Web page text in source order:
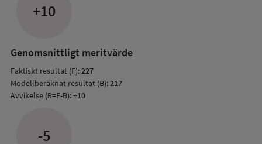
+10
Genomsnittligt meritvärde
Faktiskt resultat (F):227
Modellberäknat resultat (B):217
Avvikelse (R=F-B):+10
-5